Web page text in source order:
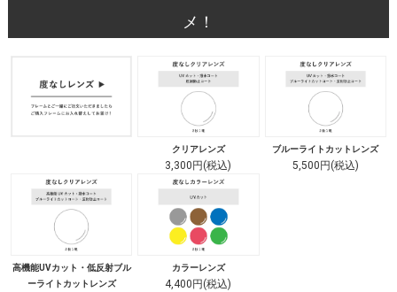
メ！
クリアレンズ
3,300円(税込)
ブルーライトカットレンズ
5,500円(税込)
高機能UVカット・低反射ブル
ーライトカットレンズ
カラーレンズ
4,400円(税込)